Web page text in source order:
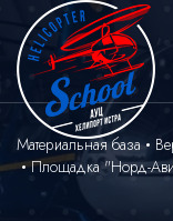
Материальная база
Площадка "Норд-